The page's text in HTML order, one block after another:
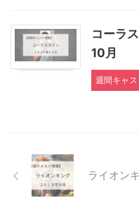
コーラ
10月
週間キャス
ライオン